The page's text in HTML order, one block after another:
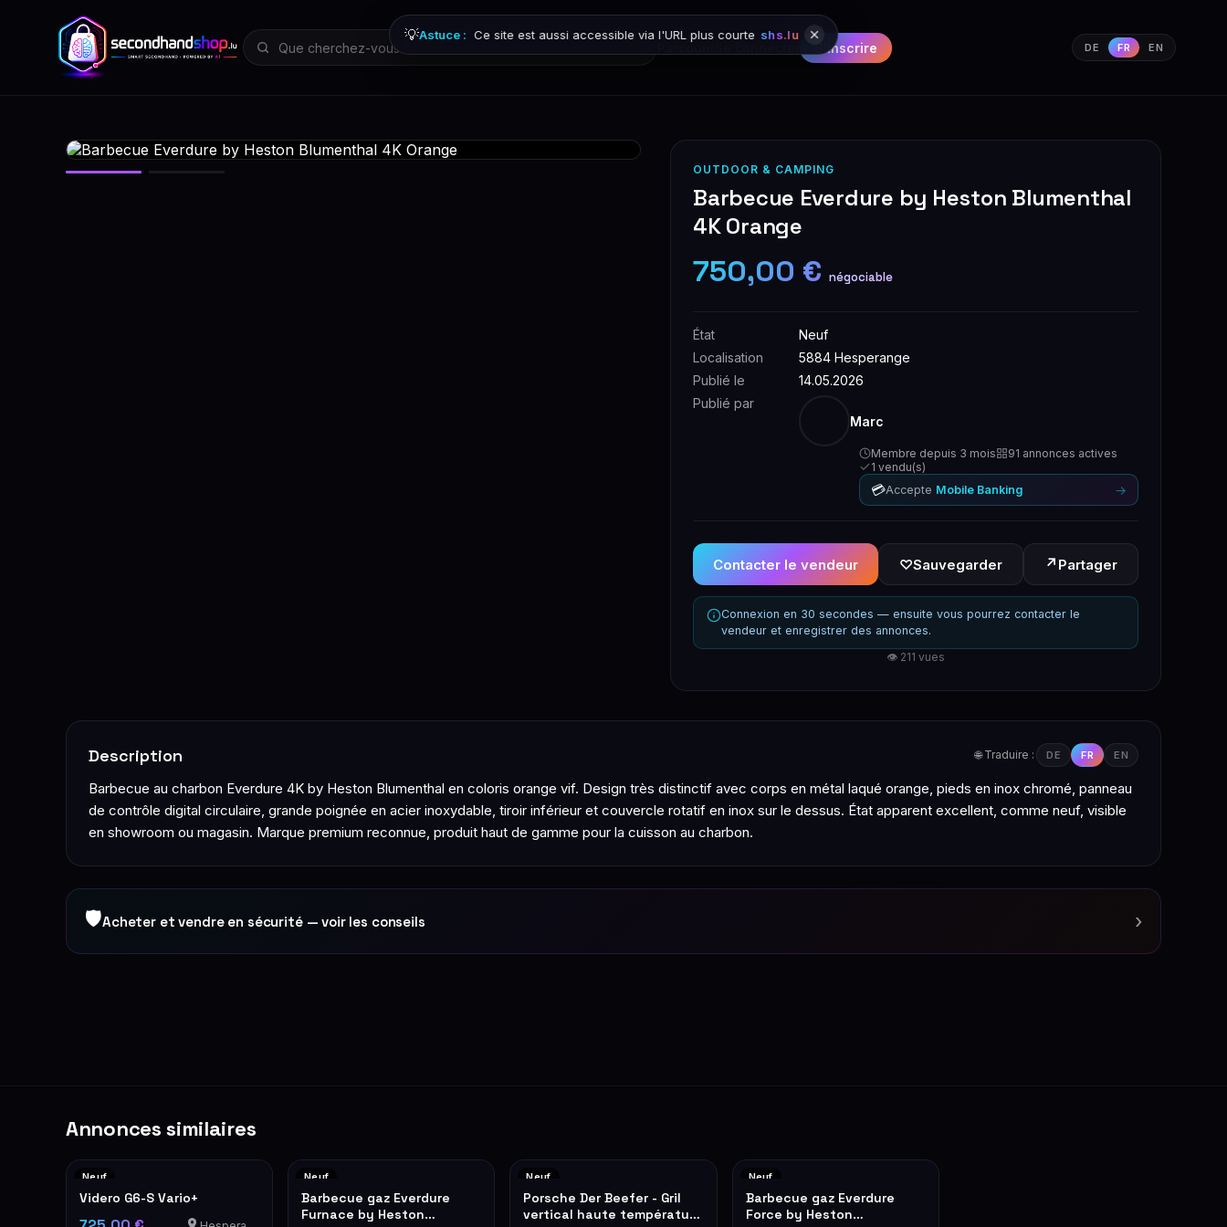
S'inscrire DE FR EN
💡Astuce : Ce site est aussi accessible via l'URL plus courte shs.lu
OUTDOOR & CAMPING
Barbecue Everdure by Heston Blumenthal
4K Orange
750,00 € négociable
État
Neuf
Localisation
5884 Hesperange
Publié le
14.05.2026
Publié par
Marc
Membre depuis 3 mois
91 annonces actives
1 vendu(s)
💳Accepte Mobile Banking →
Contacter le vendeur ♡Sauvegarder ↗ Partager
Connexion en 30 secondes — ensuite vous pourrez contacter le
vendeur et enregistrer des annonces.
👁 211 vues
Description 🌐 Traduire : DE FR EN
Barbecue au charbon Everdure 4K by Heston Blumenthal en coloris orange vif. Design très distinctif avec corps en métal laqué orange, pieds en inox chromé, panneau
de contrôle digital circulaire, grande poignée en acier inoxydable, tiroir inférieur et couvercle rotatif en inox sur le dessus. État apparent excellent, comme neuf, visible
en showroom ou magasin. Marque premium reconnue, produit haut de gamme pour la cuisson au charbon.
🛡Acheter et vendre en sécurité — voir les conseils ›
Annonces similaires
Neuf
Videro G6-S Vario+
Neuf
Barbecue gaz Everdure
Furnace by Heston
Neuf
Porsche Der Beefer - Gril
vertical haute température
Neuf
Barbecue gaz Everdure
Force by Heston